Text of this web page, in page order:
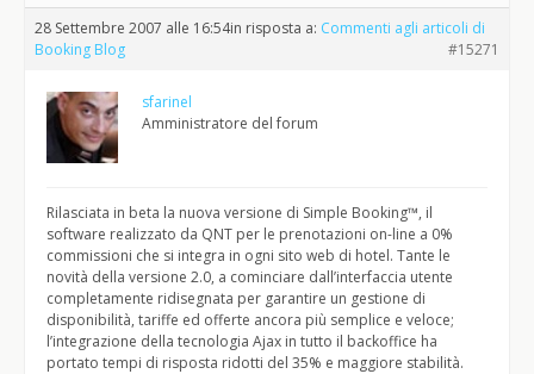
28 Settembre 2007 alle 16:54in risposta a: Commenti agli articoli di
Booking Blog
#15271
sfarinel
Amministratore del forum
Rilasciata in beta la nuova versione di Simple Booking™, il
software realizzato da QNT per le prenotazioni on-line a 0%
commissioni che si integra in ogni sito web di hotel. Tante le
novità della versione 2.0, a cominciare dall’interfaccia utente
completamente ridisegnata per garantire un gestione di
disponibilità, tariffe ed offerte ancora più semplice e veloce;
l’integrazione della tecnologia Ajax in tutto il backoffice ha
portato tempi di risposta ridotti del 35% e maggiore stabilità.